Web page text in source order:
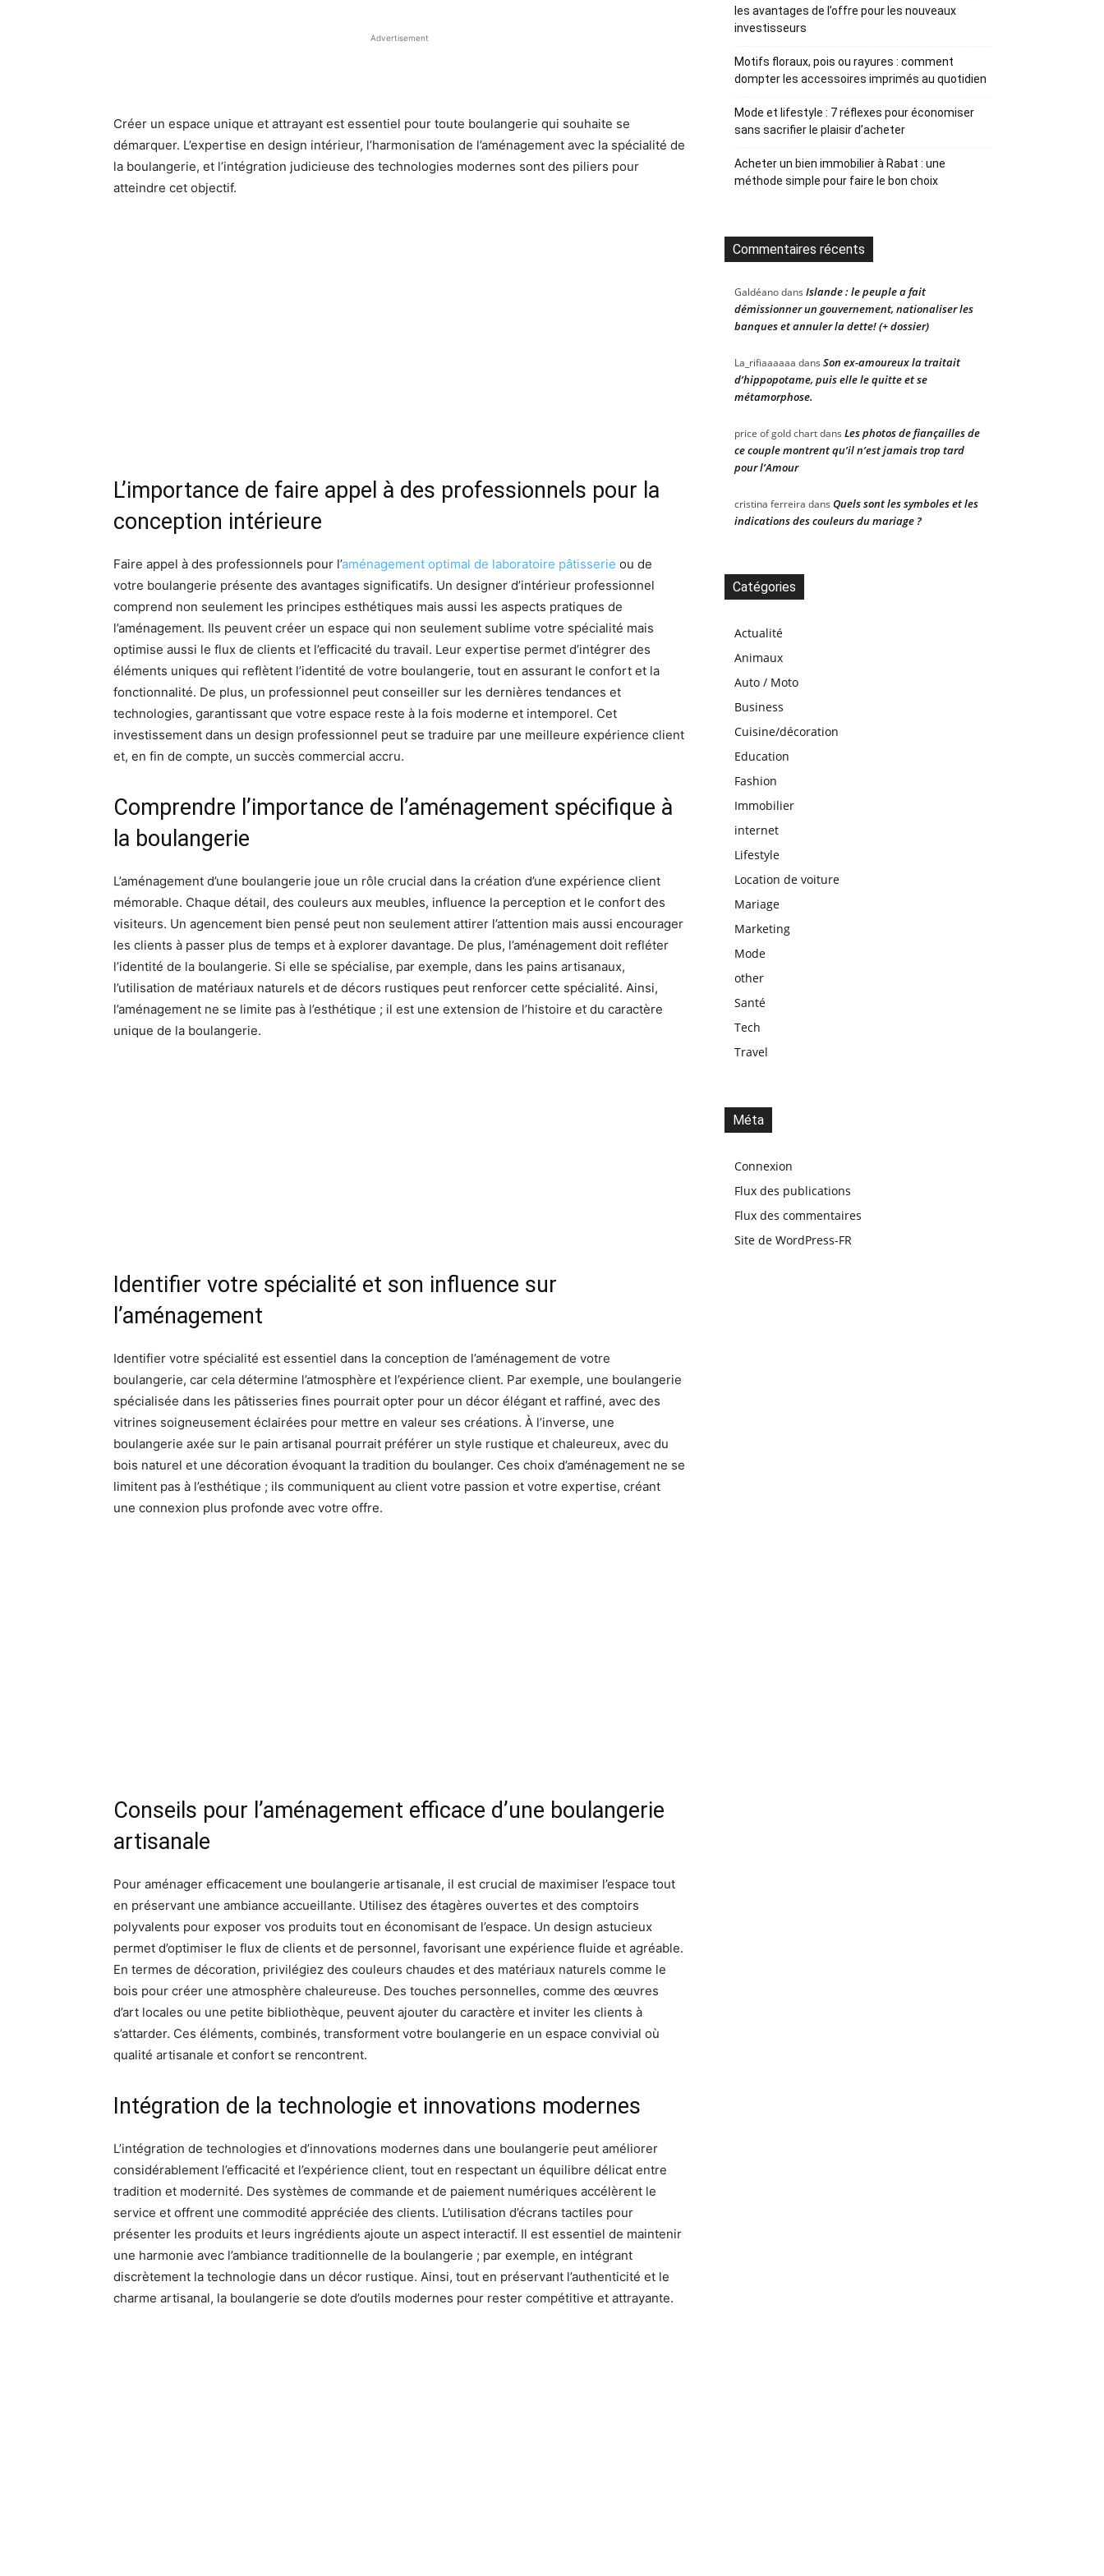
Advertisement
Créer un espace unique et attrayant est essentiel pour toute boulangerie qui souhaite se
démarquer. L’expertise en design intérieur, l’harmonisation de l’aménagement avec la spécialité de
la boulangerie, et l’intégration judicieuse des technologies modernes sont des piliers pour
atteindre cet objectif.
L’importance de faire appel à des professionnels pour la
conception intérieure
Faire appel à des professionnels pour l’aménagement optimal de laboratoire pâtisserie ou de
votre boulangerie présente des avantages significatifs. Un designer d’intérieur professionnel
comprend non seulement les principes esthétiques mais aussi les aspects pratiques de
l’aménagement. Ils peuvent créer un espace qui non seulement sublime votre spécialité mais
optimise aussi le flux de clients et l’efficacité du travail. Leur expertise permet d’intégrer des
éléments uniques qui reflètent l’identité de votre boulangerie, tout en assurant le confort et la
fonctionnalité. De plus, un professionnel peut conseiller sur les dernières tendances et
technologies, garantissant que votre espace reste à la fois moderne et intemporel. Cet
investissement dans un design professionnel peut se traduire par une meilleure expérience client
et, en fin de compte, un succès commercial accru.
Comprendre l’importance de l’aménagement spécifique à
la boulangerie
L’aménagement d’une boulangerie joue un rôle crucial dans la création d’une expérience client
mémorable. Chaque détail, des couleurs aux meubles, influence la perception et le confort des
visiteurs. Un agencement bien pensé peut non seulement attirer l’attention mais aussi encourager
les clients à passer plus de temps et à explorer davantage. De plus, l’aménagement doit refléter
l’identité de la boulangerie. Si elle se spécialise, par exemple, dans les pains artisanaux,
l’utilisation de matériaux naturels et de décors rustiques peut renforcer cette spécialité. Ainsi,
l’aménagement ne se limite pas à l’esthétique ; il est une extension de l’histoire et du caractère
unique de la boulangerie.
Identifier votre spécialité et son influence sur
l’aménagement
Identifier votre spécialité est essentiel dans la conception de l’aménagement de votre
boulangerie, car cela détermine l’atmosphère et l’expérience client. Par exemple, une boulangerie
spécialisée dans les pâtisseries fines pourrait opter pour un décor élégant et raffiné, avec des
vitrines soigneusement éclairées pour mettre en valeur ses créations. À l’inverse, une
boulangerie axée sur le pain artisanal pourrait préférer un style rustique et chaleureux, avec du
bois naturel et une décoration évoquant la tradition du boulanger. Ces choix d’aménagement ne se
limitent pas à l’esthétique ; ils communiquent au client votre passion et votre expertise, créant
une connexion plus profonde avec votre offre.
Conseils pour l’aménagement efficace d’une boulangerie
artisanale
Pour aménager efficacement une boulangerie artisanale, il est crucial de maximiser l’espace tout
en préservant une ambiance accueillante. Utilisez des étagères ouvertes et des comptoirs
polyvalents pour exposer vos produits tout en économisant de l’espace. Un design astucieux
permet d’optimiser le flux de clients et de personnel, favorisant une expérience fluide et agréable.
En termes de décoration, privilégiez des couleurs chaudes et des matériaux naturels comme le
bois pour créer une atmosphère chaleureuse. Des touches personnelles, comme des œuvres
d’art locales ou une petite bibliothèque, peuvent ajouter du caractère et inviter les clients à
s’attarder. Ces éléments, combinés, transforment votre boulangerie en un espace convivial où
qualité artisanale et confort se rencontrent.
Intégration de la technologie et innovations modernes
L’intégration de technologies et d’innovations modernes dans une boulangerie peut améliorer
considérablement l’efficacité et l’expérience client, tout en respectant un équilibre délicat entre
tradition et modernité. Des systèmes de commande et de paiement numériques accélèrent le
service et offrent une commodité appréciée des clients. L’utilisation d’écrans tactiles pour
présenter les produits et leurs ingrédients ajoute un aspect interactif. Il est essentiel de maintenir
une harmonie avec l’ambiance traditionnelle de la boulangerie ; par exemple, en intégrant
discrètement la technologie dans un décor rustique. Ainsi, tout en préservant l’authenticité et le
charme artisanal, la boulangerie se dote d’outils modernes pour rester compétitive et attrayante.
les avantages de l’offre pour les nouveaux
investisseurs
Motifs floraux, pois ou rayures : comment
dompter les accessoires imprimés au quotidien
Mode et lifestyle : 7 réflexes pour économiser
sans sacrifier le plaisir d’acheter
Acheter un bien immobilier à Rabat : une
méthode simple pour faire le bon choix
Commentaires récents
Galdéanodans Islande : le peuple a fait
démissionner un gouvernement, nationaliser les
banques et annuler la dette! (+ dossier)
La_rifiaaaaaa dans Son ex-amoureux la traitait
d’hippopotame, puis elle le quitte et se
métamorphose.
price of gold chartdans Les photos de fiançailles de
ce couple montrent qu’il n’est jamais trop tard
pour l’Amour
cristina ferreira dans Quels sont les symboles et les
indications des couleurs du mariage ?
Catégories
Actualité
Animaux
Auto / Moto
Business
Cuisine/décoration
Education
Fashion
Immobilier
internet
Lifestyle
Location de voiture
Mariage
Marketing
Mode
other
Santé
Tech
Travel
Méta
Connexion
Flux des publications
Flux des commentaires
Site de WordPress-FR